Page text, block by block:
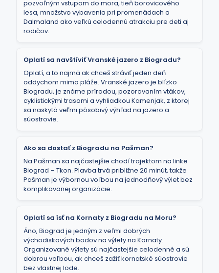
pozvoľným vstupom do mora, tieň borovicového
lesa, množstvo vybavenia pri promenádach a
Dalmaland ako veľkú celodennú atrakciu pre deti aj
rodičov.
Oplatí sa navštíviť Vranské jazero z Biogradu?
Oplatí, a to najmä ak chceš stráviť jeden deň
oddychom mimo pláže. Vranské jazero je blízko
Biogradu, je známe prírodou, pozorovaním vtákov,
cyklistickými trasami a vyhliadkou Kamenjak, z ktorej
sa naskytá veľmi pôsobivý výhľad na jazero a
súostrovie.
Ako sa dostať z Biogradu na Pašman?
Na Pašman sa najčastejšie chodí trajektom na linke
Biograd – Tkon. Plavba trvá približne 20 minút, takže
Pašman je výbornou voľbou na jednodňový výlet bez
komplikovanej organizácie.
Oplatí sa ísť na Kornaty z Biogradu na Moru?
Áno, Biograd je jedným z veľmi dobrých
východiskových bodov na výlety na Kornaty.
Organizované výlety sú najčastejšie celodenné a sú
dobrou voľbou, ak chceš zažiť kornatské súostrovie
bez vlastnej lode.